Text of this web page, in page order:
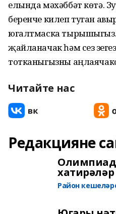
елында мәхәббәт көтә.
беренче килеп туган
югалтмаска
җайланачак һәм сез
тотканыгызны
Читайте нас
Редакцияне
хатирәләр
Район